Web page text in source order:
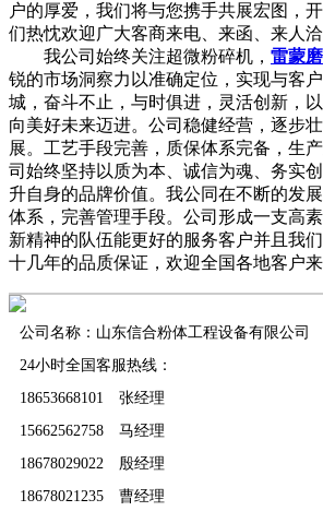
户的厚爱，我们将与您携手共展宏图，
们热忱欢迎广大客商来电、来函、来人
我公司始终关注超微粉碎机， 雷蒙磨
锐的市场洞察力以准确定位，实现与客
城，奋斗不止，与时俱进，灵活创新，
向美好未来迈进。公司稳健经营，逐步
展。工艺手段完善，质保体系完备，生
司始终坚持以质为本、诚信为魂、务实
升自身的品牌价值。我公同在不断的发
体系，完善管理手段。公司形成一支高
新精神的队伍能更好的服务客户并且我
十几年的品质保证，欢迎全国各地客户来
公司名称：山东信合粉体工程设备有限公司
24小时全国客服热线：
18653668101 张经理
15662562758 马经理
18678029022 殷经理
18678021235 曹经理